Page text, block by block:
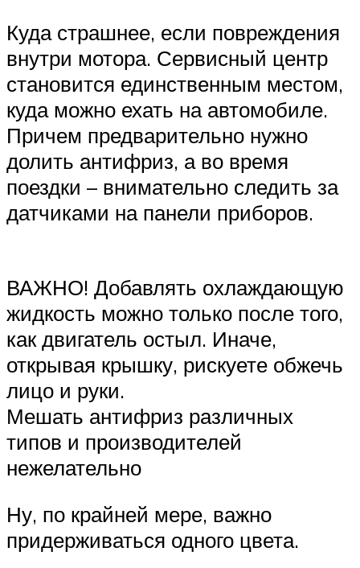
Куда страшнее, если повреждения
внутри мотора. Сервисный центр
становится единственным местом,
куда можно ехать на автомобиле.
Причем предварительно нужно
долить антифриз, а во время
поездки – внимательно следить за
датчиками на панели приборов.
ВАЖНО! Добавлять охлаждающую
жидкость можно только после того,
как двигатель остыл. Иначе,
открывая крышку, рискуете обжечь
лицо и руки.
Мешать антифриз различных
типов и производителей
нежелательно
Ну, по крайней мере, важно
придерживаться одного цвета.